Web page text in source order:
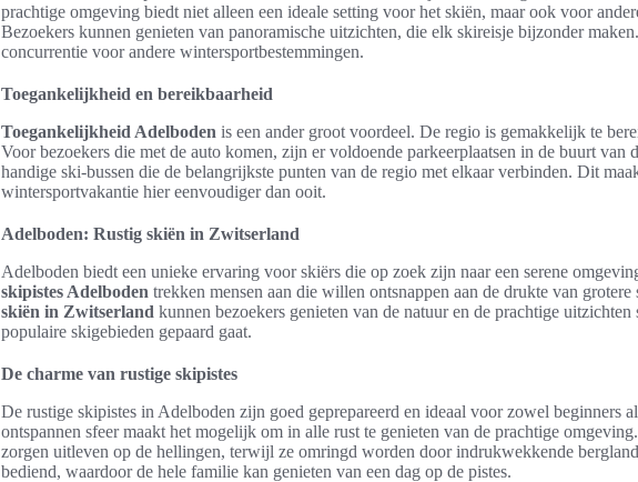
prachtige omgeving biedt niet alleen een ideale setting voor het skiën, maar ook voor
Bezoekers kunnen genieten van panoramische uitzichten, die elk skireisje bijzonder
concurrentie voor andere wintersportbestemmingen.
Toegankelijkheid en bereikbaarheid
Toegankelijkheid Adelboden is een ander groot voordeel. De regio is gemakkelijk te
Voor bezoekers die met de auto komen, zijn er voldoende parkeerplaatsen in de buurt van
handige ski-bussen die de belangrijkste punten van de regio met elkaar verbinden. Dit
wintersportvakantie hier eenvoudiger dan ooit.
Adelboden: Rustig skiën in Zwitserland
Adelboden biedt een unieke ervaring voor skiërs die op zoek zijn naar een serene
skipistes Adelboden trekken mensen aan die willen ontsnappen aan de drukte van
skiën in Zwitserland kunnen bezoekers genieten van de natuur en de prachtige uitzichten
populaire skigebieden gepaard gaat.
De charme van rustige skipistes
De rustige skipistes in Adelboden zijn goed geprepareerd en ideaal voor zowel beginners
ontspannen sfeer maakt het mogelijk om in alle rust te genieten van de prachtige
zorgen uitleven op de hellingen, terwijl ze omringd worden door indrukwekkende
bediend, waardoor de hele familie kan genieten van een dag op de pistes.